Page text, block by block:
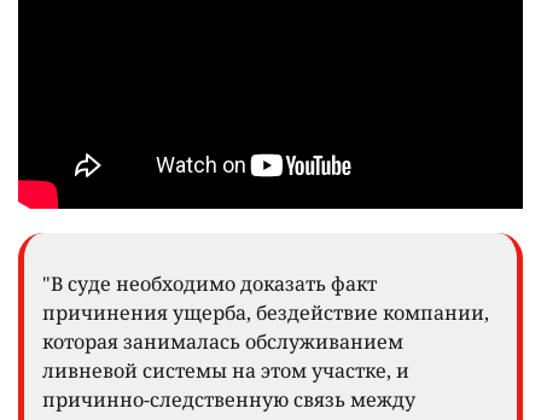
"В суде необходимо доказать факт
причинения ущерба, бездействие компании,
которая занималась обслуживанием
ливневой системы на этом участке, и
причинно-следственную связь между